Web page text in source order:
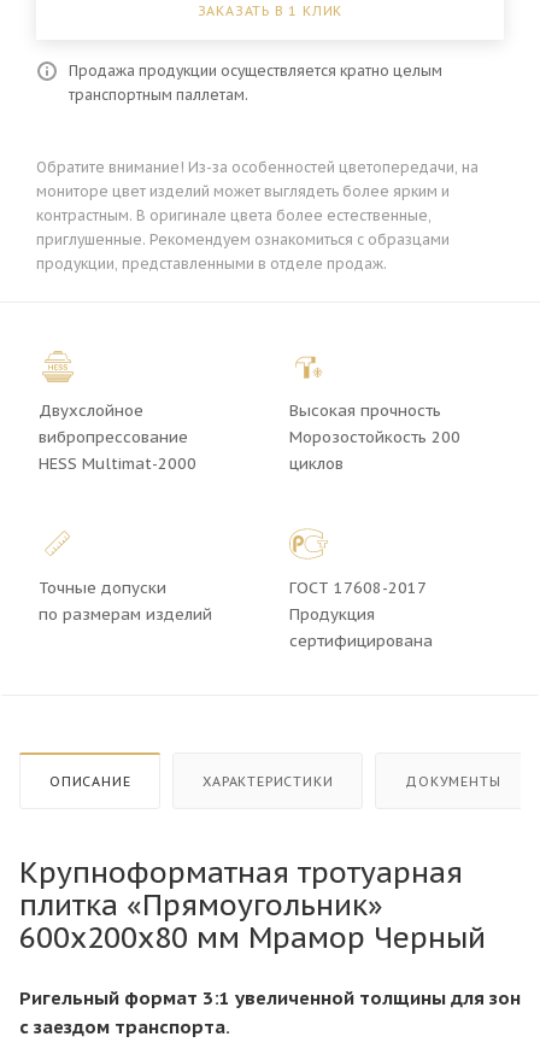
ЗАКАЗАТЬ В 1 КЛИК
Продажа продукции осуществляется кратно целым
транспортным паллетам.
Обратите внимание! Из-за особенностей цветопередачи, на
мониторе цвет изделий может выглядеть более ярким и
контрастным. В оригинале цвета более естественные,
приглушенные. Рекомендуем ознакомиться с образцами
продукции, представленными в отделе продаж.
Двухслойное
вибропрессование
HESS Multimat-2000
Высокая прочность
Морозостойкость 200
циклов
Точные допуски
по размерам изделий
ГОСТ 17608-2017
Продукция
сертифицирована
ОПИСАНИЕ ХАРАКТЕРИСТИКИ ДОКУМЕНТЫ
Крупноформатная тротуарная
плитка «Прямоугольник»
600x200x80 мм Мрамор Черный
Ригельный формат 3:1 увеличенной толщины для зон
с заездом транспорта.